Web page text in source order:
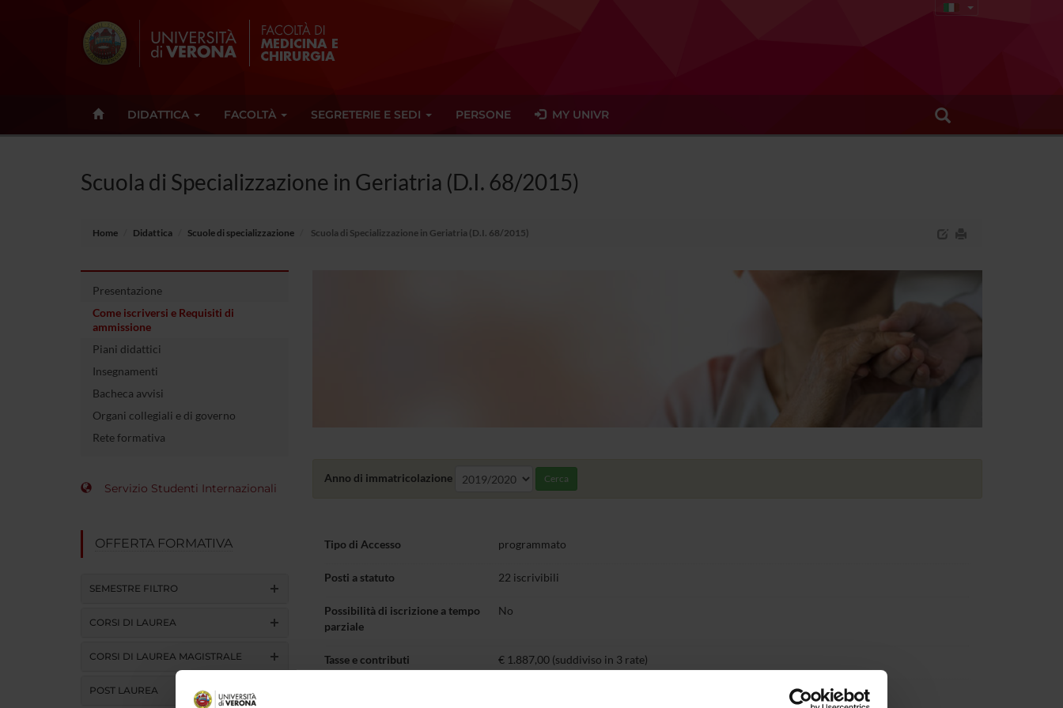
DIDATTICA FACOLTÀ SEGRETERIE E SEDI PERSONE MY UNIVR
Scuola di Specializzazione in Geriatria (D.I. 68/2015)
Home Didattica Scuole di specializzazione Scuola di Specializzazione in Geriatria (D.I. 68/2015)
Presentazione
Come iscriversi e Requisiti di
ammissione
Piani didattici
Insegnamenti
Bacheca avvisi
Organi collegiali e di governo
Rete formativa
Servizio Studenti Internazionali
OFFERTA FORMATIVA
SEMESTRE FILTRO
CORSI DI LAUREA
CORSI DI LAUREA MAGISTRALE
POST LAUREA
Anno di immatricolazione Cerca
Tipo di Accesso programmato
Posti a statuto 22 iscrivibili
Possibilità di iscrizione a tempo
parziale
No
Tasse e contributi € 1.887,00 (suddiviso in 3 rate)